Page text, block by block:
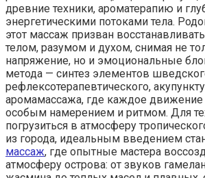
древние техники, ароматерапию и
энергетическими потоками тела.
этот массаж призван
телом, разумом и духом, снимая не
напряжение, но и эмоциональные
метода — синтез элементов
рефлексотерапевтического,
аромамассажа, где каждое движение
особым намерением и ритмом. Для
погрузиться в атмосферу
из города, идеальным введением
массаж, где опытные мастера
атмосферу острова: от звуков